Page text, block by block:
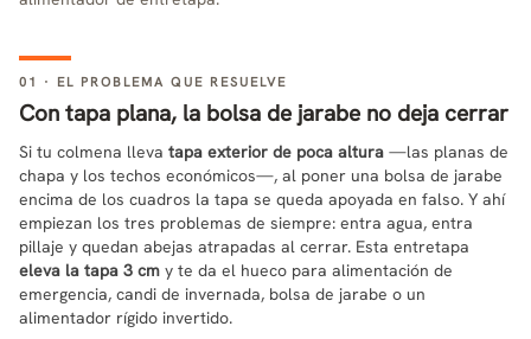
01 · EL PROBLEMA QUE RESUELVE
Con tapa plana, la bolsa de jarabe no deja cerrar
Si tu colmena lleva tapa exterior de poca altura —las planas de
chapa y los techos económicos—, al poner una bolsa de jarabe
encima de los cuadros la tapa se queda apoyada en falso. Y ahí
empiezan los tres problemas de siempre: entra agua, entra
pillaje y quedan abejas atrapadas al cerrar. Esta entretapa
eleva la tapa 3 cm y te da el hueco para alimentación de
emergencia, candi de invernada, bolsa de jarabe o un
alimentador rígido invertido.